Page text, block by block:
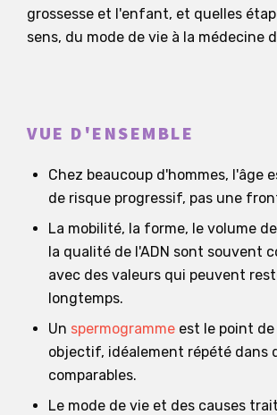
grossesse et l'enfant, et quelles
sens, du mode de vie à la médecine
VUE D'ENSEMBLE
Chez beaucoup d'hommes, l'âge
de risque progressif, pas une
La mobilité, la forme, le volume
la qualité de l'ADN sont souvent
avec des valeurs qui peuvent
longtemps.
Un spermogramme est le point
objectif, idéalement répété dans
comparables.
Le mode de vie et des causes